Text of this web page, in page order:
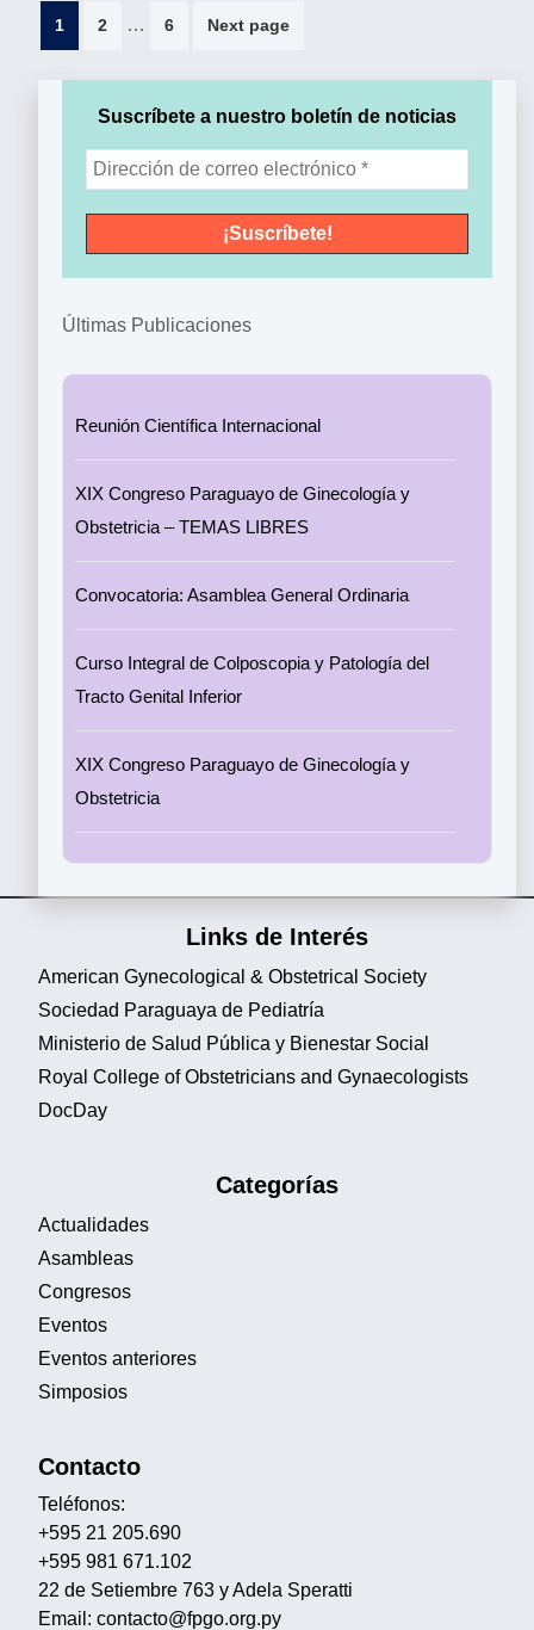
Paginación
1 2 … 6 Next page
Suscríbete a nuestro boletín de noticias
Últimas Publicaciones
Reunión Científica Internacional
XIX Congreso Paraguayo de Ginecología y
Obstetricia – TEMAS LIBRES
Convocatoria: Asamblea General Ordinaria
Curso Integral de Colposcopia y Patología del
Tracto Genital Inferior
XIX Congreso Paraguayo de Ginecología y
Obstetricia
Links de Interés
American Gynecological & Obstetrical Society
Sociedad Paraguaya de Pediatría
Ministerio de Salud Pública y Bienestar Social
Royal College of Obstetricians and Gynaecologists
DocDay
Categorías
Actualidades
Asambleas
Congresos
Eventos
Eventos anteriores
Simposios
Contacto
Teléfonos:
+595 21 205.690
+595 981 671.102
22 de Setiembre 763 y Adela Speratti
Email: contacto@fpgo.org.py